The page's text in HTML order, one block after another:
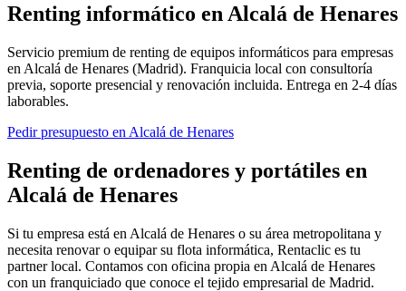
Renting informático en Alcalá de Henares
Servicio premium de renting de equipos informáticos para empresas
en Alcalá de Henares (Madrid). Franquicia local con consultoría
previa, soporte presencial y renovación incluida. Entrega en 2-4 días
laborables.
Pedir presupuesto en Alcalá de Henares
Renting de ordenadores y portátiles en
Alcalá de Henares
Si tu empresa está en Alcalá de Henares o su área metropolitana y
necesita renovar o equipar su flota informática, Rentaclic es tu
partner local. Contamos con oficina propia en Alcalá de Henares
con un franquiciado que conoce el tejido empresarial de Madrid.